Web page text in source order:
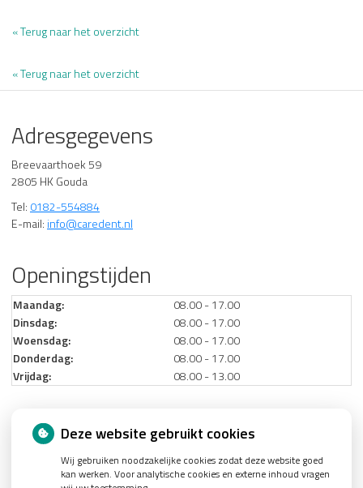
« Terug naar het overzicht
« Terug naar het overzicht
Adresgegevens
Breevaarthoek 59
2805 HK Gouda
Tel: 0182-554884
E-mail: info@caredent.nl
Openingstijden
Maandag:
08.00 - 17.00
Dinsdag:
08.00 - 17.00
Woensdag:
08.00 - 17.00
Donderdag:
08.00 - 17.00
Vrijdag:
08.00 - 13.00
Nieuws
Let op: valse Infomedics-mails over openstaande rekening
Deze website gebruikt cookies
Wij gebruiken noodzakelijke cookies zodat deze website goed
kan werken. Voor analytische cookies en externe inhoud vragen